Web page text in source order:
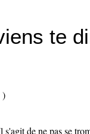
te
)
de ne pas se